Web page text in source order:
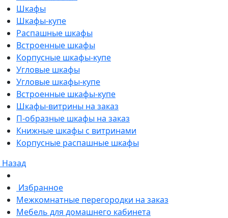
Шкафы
Шкафы-купе
Распашные шкафы
Встроенные шкафы
Корпусные шкафы-купе
Угловые шкафы
Угловые шкафы-купе
Встроенные шкафы-купе
Шкафы-витрины на заказ
П-образные шкафы на заказ
Книжные шкафы с витринами
Корпусные распашные шкафы
Назад
Избранное
Межкомнатные перегородки на заказ
Мебель для домашнего кабинета